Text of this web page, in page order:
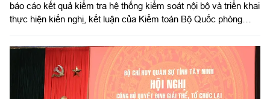
báo cáo kết quả kiểm tra hệ thống kiểm soát nội bộ và triển khai
thực hiện kiến nghị, kết luận của Kiểm toán Bộ Quốc phòng
viên Ban Chấp hành Trung ương Đảng, Ủy viên Quân ủy Trung
ương, Phó Bí thư Đảng ủy, Tư lệnh Quân khu chủ trì hội nghị.